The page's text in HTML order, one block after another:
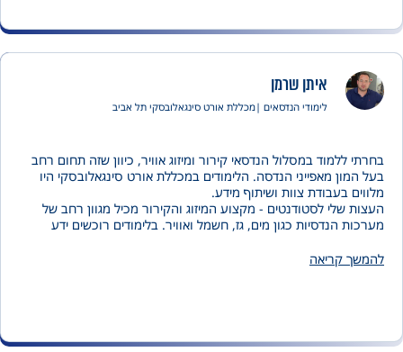
הנדרשות בתחום שלי. צוות מכללה היו שם בשבילי גם אחרי
שינו לי את החיים.
לי משרד מצליח מאוד.
איתן שרמן
לימודי הנדסאים | מכללת אורט סינגאלובסקי תל אביב
ללמוד במסלול הנדסאי קירור ומיזוג אוויר, כיוון שזה תחום רחב
מאפייני הנדסה. הלימודים במכללת אורט סינגאלובסקי היו
בעבודת צוות ושיתוף מידע.
העצות שלי לסטודנטים - מקצוע המיזוג והקירור מכיל מגוון רחב של
הנדסיות כגון מים, גז, חשמל ואוויר. בלימודים רוכשים ידע
גבוה כי באמת אין סוף לאפשרויות העומדות בפניכם.
קריאה